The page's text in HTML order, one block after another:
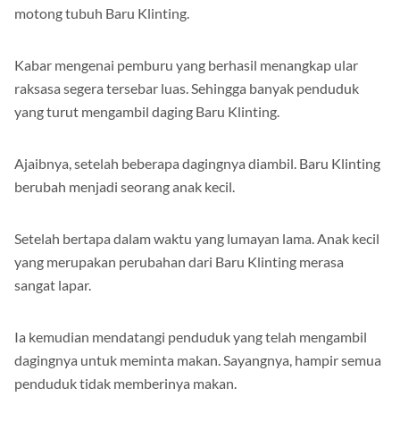
motong tubuh Baru Klinting.
Kabar mengenai pemburu yang berhasil menangkap ular
raksasa segera tersebar luas. Sehingga banyak penduduk
yang turut mengambil daging Baru Klinting.
Ajaibnya, setelah beberapa dagingnya diambil. Baru Klinting
berubah menjadi seorang anak kecil.
Setelah bertapa dalam waktu yang lumayan lama. Anak kecil
yang merupakan perubahan dari Baru Klinting merasa
sangat lapar.
Ia kemudian mendatangi penduduk yang telah mengambil
dagingnya untuk meminta makan. Sayangnya, hampir semua
penduduk tidak memberinya makan.